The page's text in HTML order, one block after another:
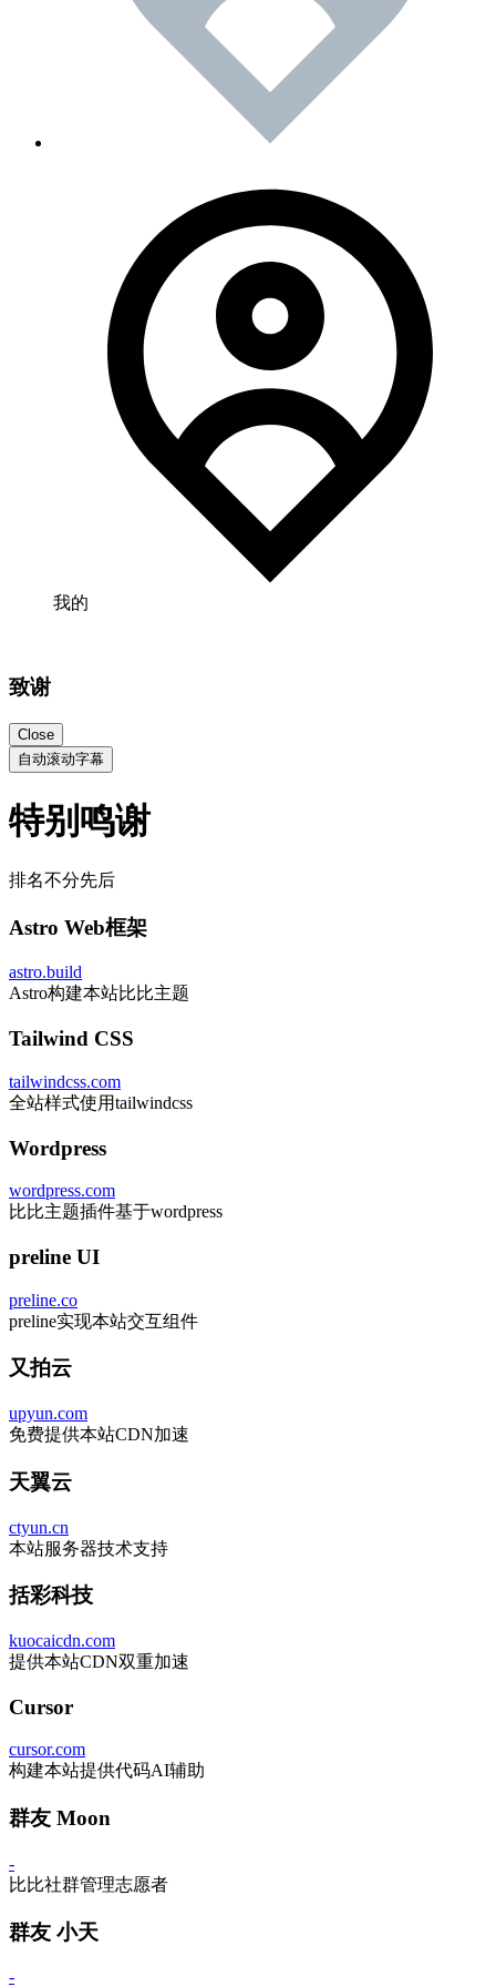
我的
致谢
Close
自动滚动字幕
特别鸣谢
排名不分先后
Astro Web框架
astro.build
Astro构建本站比比主题
Tailwind CSS
tailwindcss.com
全站样式使用tailwindcss
Wordpress
wordpress.com
比比主题插件基于wordpress
preline UI
preline.co
preline实现本站交互组件
又拍云
upyun.com
免费提供本站CDN加速
天翼云
ctyun.cn
本站服务器技术支持
括彩科技
kuocaicdn.com
提供本站CDN双重加速
Cursor
cursor.com
构建本站提供代码AI辅助
群友 Moon
-
比比社群管理志愿者
群友 小天
-